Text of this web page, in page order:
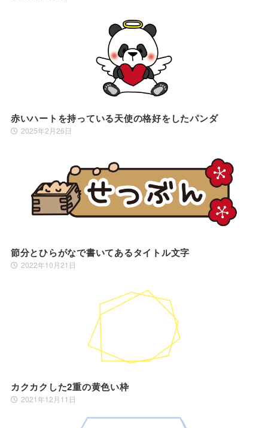
赤いハートを持っている天使の格好をしたパンダ
2025年2月26日
節分とひらがなで書いてあるタイトル文字
2022年10月21日
カクカクした2重の黄色い枠
2021年12月11日